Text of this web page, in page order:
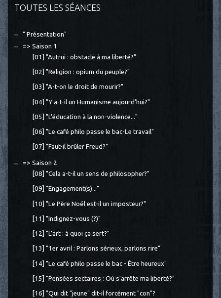
TOUTES LES SÉANCES
" Présentation"
=> Saison 1
[01] "Autrui : obstacle à ma liberté?"
[02] "Religion : opium du peuple?"
[03] "A-t-on le droit de mourir?"
[04] "Y a-t-il un Humanisme aujourd'hui?"
[05] "L'éducation à la non-violence..."
[06] "Le café philo passe le bac-Le travail"
[07] "Faut-il brûler Freud?"
=> Saison 2
[08] "Cela a-t-il un sens de philosopher?"
[09] "Engagement(s)..."
[10] "Le Père Noël est-il un imposteur?"
[11] "Indignez-vous (?)"
[12] "L'art : à quoi ça sert?"
[13] "1er avril : Parlons sérieux, parlons rire"
[14] "Le café philo passe le bac - Être heureux"
[15] "Pensées sectaires : Où s'arrête ma liberté?"
[16] "Qui dit "jeune" dit-il forcément "con"?